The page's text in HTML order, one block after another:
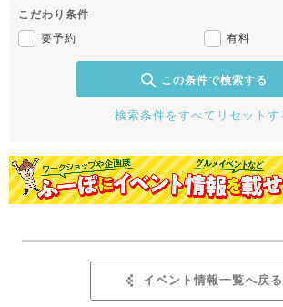
こだわり条件
要予約
有料
この条件で検索する
検索条件をすべてリセットす
イベント情報一覧へ戻る